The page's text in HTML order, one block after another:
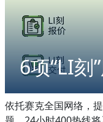
6项“LI刻
依托赛克全国网络，